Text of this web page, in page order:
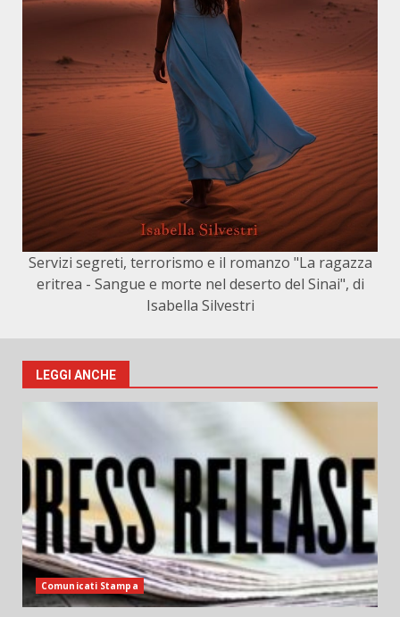
Servizi segreti, terrorismo e il romanzo "La ragazza
eritrea - Sangue e morte nel deserto del Sinai", di
Isabella Silvestri
LEGGI ANCHE
Comunicati Stampa